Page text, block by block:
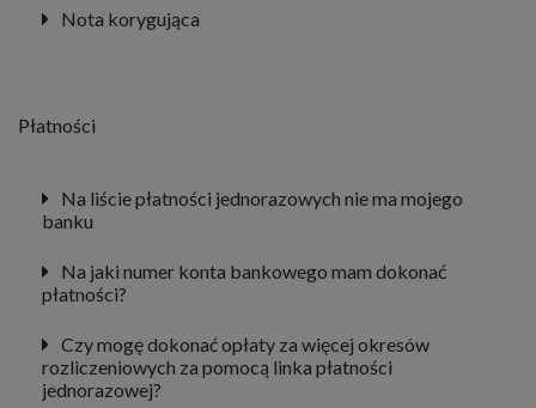
Nota korygująca
Płatności
Na liście płatności jednorazowych nie ma mojego
banku
Na jaki numer konta bankowego mam dokonać
płatności?
Czy mogę dokonać opłaty za więcej okresów
rozliczeniowych za pomocą linka płatności
jednorazowej?